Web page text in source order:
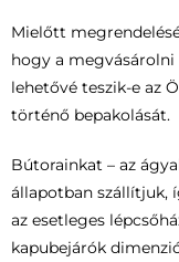
Mielőtt
hogy a
lehetővé teszik-e az
történő bepakolását.
Bútorainkat – az
állapotban szállítjuk,
az esetleges
kapubejárók